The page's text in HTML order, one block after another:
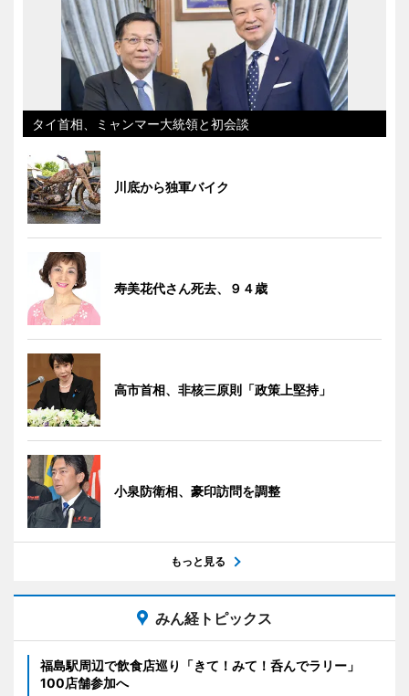
タイ首相、ミャンマー大統領と初会談
川底から独軍バイク
寿美花代さん死去、９４歳
高市首相、非核三原則「政策上堅持」
小泉防衛相、豪印訪問を調整
もっと見る
みん経トピックス
福島駅周辺で飲食店巡り「きて！みて！呑んでラリー」
100店舗参加へ